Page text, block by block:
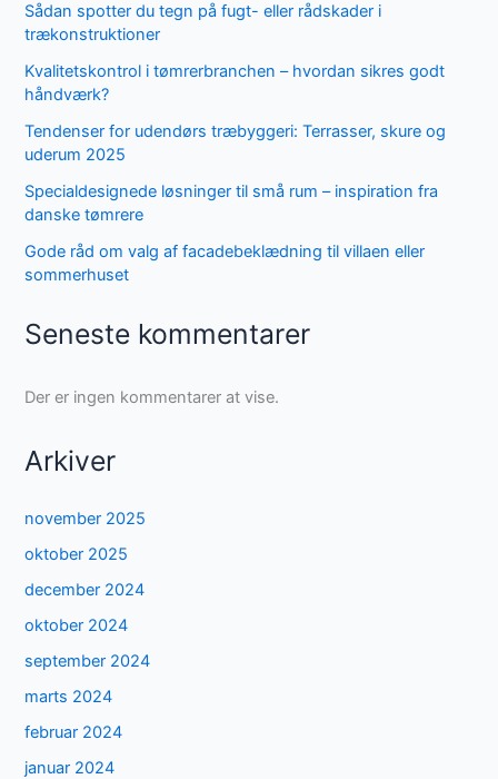
Sådan spotter du tegn på fugt- eller rådskader i
trækonstruktioner
Kvalitetskontrol i tømrerbranchen – hvordan sikres godt
håndværk?
Tendenser for udendørs træbyggeri: Terrasser, skure og
uderum 2025
Specialdesignede løsninger til små rum – inspiration fra
danske tømrere
Gode råd om valg af facadebeklædning til villaen eller
sommerhuset
Seneste kommentarer
Der er ingen kommentarer at vise.
Arkiver
november 2025
oktober 2025
december 2024
oktober 2024
september 2024
marts 2024
februar 2024
januar 2024